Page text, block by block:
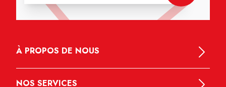
À PROPOS DE NOUS
NOS SERVICES